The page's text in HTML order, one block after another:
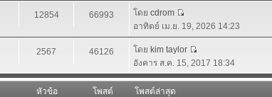
12854 66993 โดย cdrom
อาทิตย์ เม.ย. 19, 2026 14:23
2567 46126 โดย kim taylor
อังคาร ส.ค. 15, 2017 18:34
หัวข้อ โพสต์
โพสต์ล่าสุด